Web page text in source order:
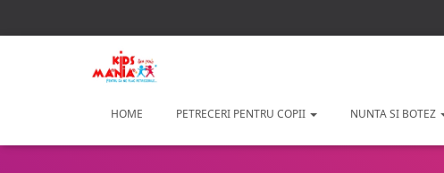
HOME PETRECERI PENTRU COPII NUNTA SI BOTEZ